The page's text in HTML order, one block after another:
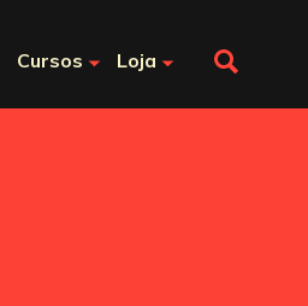
Cursos Loja